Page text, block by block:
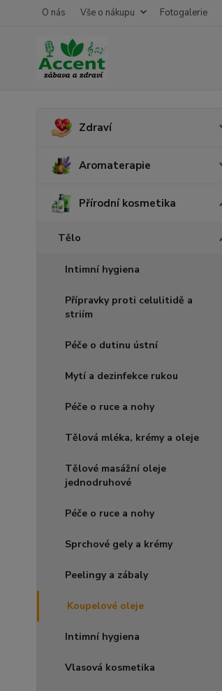
O nás Vše o nákupu Fotogalerie
Zdraví
Aromaterapie
Přírodní kosmetika
Tělo
Intimní hygiena
Přípravky proti celulitidě a
striím
Péče o dutinu ústní
Mytí a dezinfekce rukou
Péče o ruce a nohy
Tělová mléka, krémy a oleje
Tělové masážní oleje
jednodruhové
Péče o ruce a nohy
Sprchové gely a krémy
Peelingy a zábaly
Koupelové oleje
Intimní hygiena
Vlasová kosmetika